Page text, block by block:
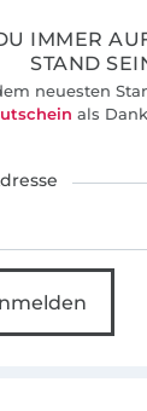
IMMER
STAND
neuesten
als